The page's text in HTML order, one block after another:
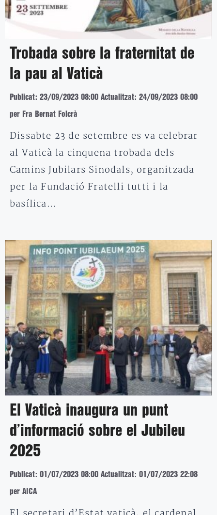
Trobada sobre la fraternitat de
la pau al Vaticà
Publicat: 23/09/2023 08:00 Actualitzat: 24/09/2023 08:00
per Fra Bernat Folcrà
Dissabte 23 de setembre es va celebrar
al Vaticà la cinquena trobada dels
Camins Jubilars Sinodals, organitzada
per la Fundació Fratelli tutti i la
basílica…
El Vaticà inaugura un punt
d’informació sobre el Jubileu
2025
Publicat: 01/07/2023 08:00 Actualitzat: 01/07/2023 22:08
per AICA